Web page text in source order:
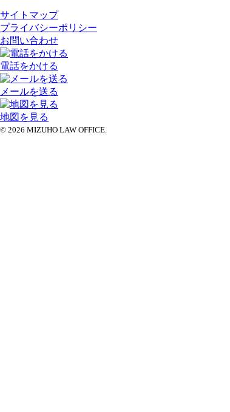
サイトマップ
プライバシーポリシー
お問い合わせ
電話をかける
メールを送る
地図を見る
© 2026 MIZUHO LAW OFFICE.